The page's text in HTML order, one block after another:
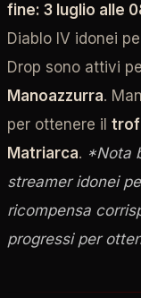
fine: 3 luglio alle
Diablo IV idonei
Drop sono attivi
Manoazzurra.
per ottenere il
Matriarca. *Nota
streamer idonei
ricompensa
progressi per